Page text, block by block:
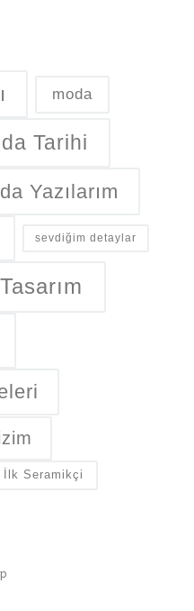
moda
Tarihi
Yazılarım
sevdiğim detaylar
Tasarım
İlk Seramikçi